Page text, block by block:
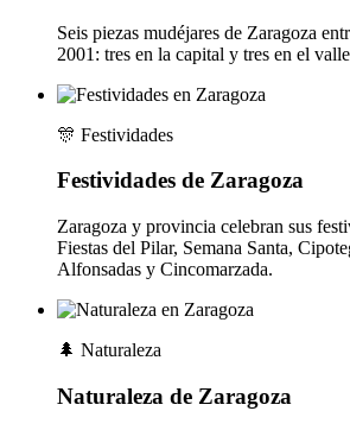
Seis piezas mudéjares de Zaragoza
2001: tres en la capital y tres en el
🎊 Festividades
Festividades de Zaragoza
Zaragoza y provincia celebran sus
Fiestas del Pilar, Semana Santa,
Alfonsadas y Cincomarzada.
🌲 Naturaleza
Naturaleza de Zaragoza